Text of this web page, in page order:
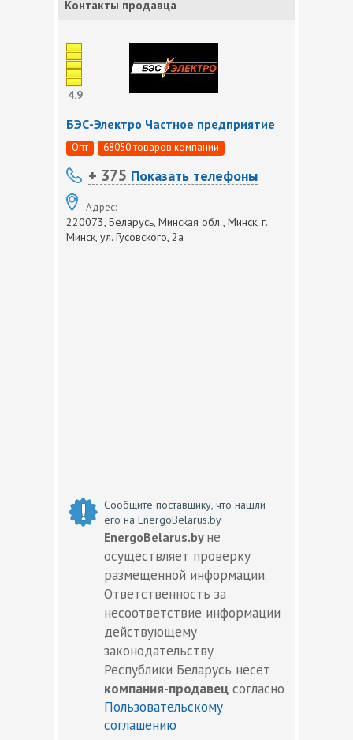
Контакты продавца
4.9
БЭС-Электро Частное предприятие
Опт 68050 товаров компании
+ 375 Показать телефоны
Адрес:
220073, Беларусь, Минская обл., Минск, г.
Минск, ул. Гусовского, 2а
Сообщите поставщику, что нашли
его на EnergoBelarus.by
EnergoBelarus.by не
осуществляет проверку
размещенной информации.
Ответственность за
несоответствие информации
действующему
законодательству
Республики Беларусь несет
компания-продавец согласно
Пользовательскому
соглашению